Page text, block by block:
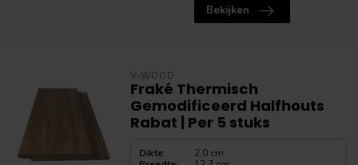
Bekijken
V-WOOD
Fraké Thermisch
Gemodificeerd Halfhouts
Rabat | Per 5 stuks
Dikte:
2,0 cm